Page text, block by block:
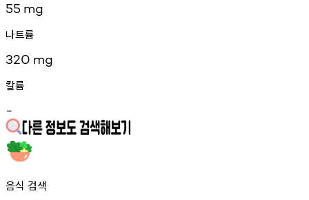
55 mg
나트륨
320 mg
칼륨
-
음식 검색